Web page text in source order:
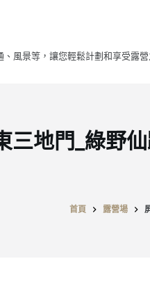
風景等，讓您輕鬆計劃和享受露營
三地門_綠野
首頁 露營場